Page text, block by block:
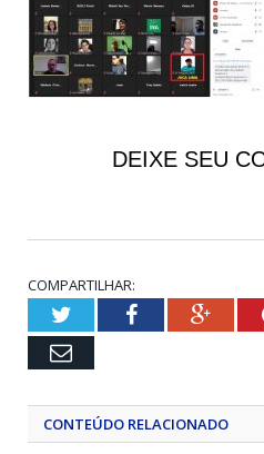
DEIXE SEU
COMPARTILHAR:
TwitterFacebook
Email
CONTEÚDO RELACIONADO